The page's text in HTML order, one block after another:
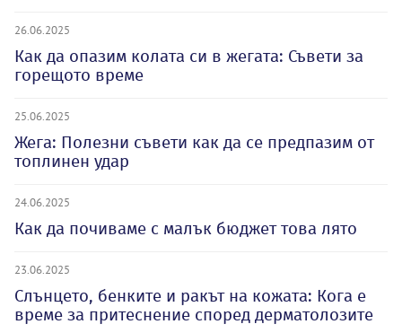
26.06.2025
Как да опазим колата си в жегата: Съвети за
горещото време
25.06.2025
Жега: Полезни съвети как да се предпазим от
топлинен удар
24.06.2025
Как да почиваме с малък бюджет това лято
23.06.2025
Слънцето, бенките и ракът на кожата: Кога е
време за притеснение според дерматолозите